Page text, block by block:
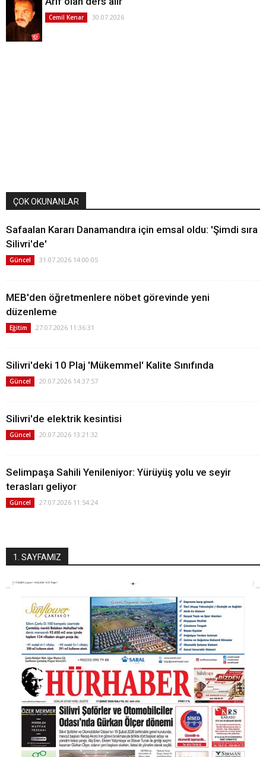
Cemil Kenar 30.07.2026
ÇOK OKUNANLAR
Safaalan Kararı Danamandıra için emsal oldu: 'Şimdi sıra
Silivri'de'
Güncel 31.07.2026 14:00:05
MEB'den öğretmenlere nöbet görevinde yeni
düzenleme
Eğitim 27.07.2026 11:36:31
Silivri'deki 10 Plaj 'Mükemmel' Kalite Sınıfında
Güncel 20.07.2026 14:37:57
Silivri'de elektrik kesintisi
Güncel 20.07.2026 13:21:32
Selimpaşa Sahili Yenileniyor: Yürüyüş yolu ve seyir
terasları geliyor
Güncel 27.07.2026 11:54:24
1. SAYFAMIZ